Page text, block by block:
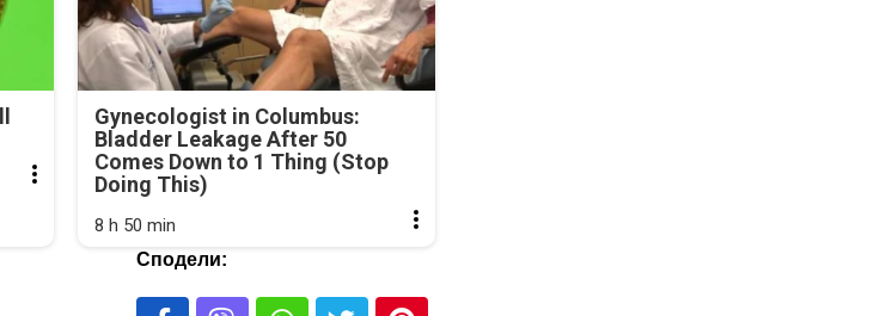
Gynecologist in Columbus:
Bladder Leakage After 50
Comes Down to 1 Thing (Stop
Doing This)
8 h 50 min
Сподели: